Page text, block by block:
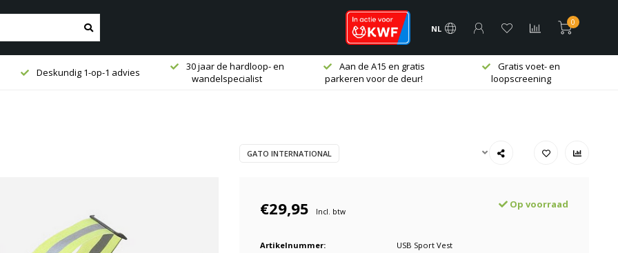
NL
0
Deskundig 1-op-1 advies
30 jaar de hardloop- en
wandelspecialist
Aan de A15 en gratis
parkeren voor de deur!
Gratis voet- en
loopscreening
GATO INTERNATIONAL
€29,95 Incl. btw
Op voorraad
Artikelnummer:
USB Sport Vest